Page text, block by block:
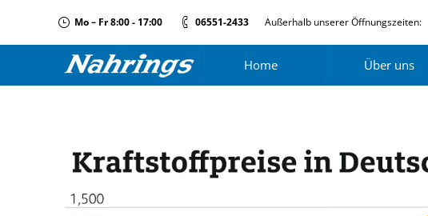
Mo – Fr 8:00 - 17:00 06551-2433 Außerhalb unserer Öffnungszeiten:
Home Über uns